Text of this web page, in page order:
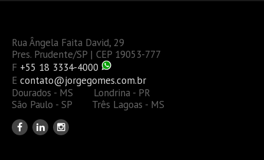
Rua Ângela Faita David, 29
Pres. Prudente/SP | CEP 19053-777
F +55 18 3334-4000
E contato@jorgegomes.com.br
Dourados - MS Londrina - PR
São Paulo - SP Três Lagoas - MS